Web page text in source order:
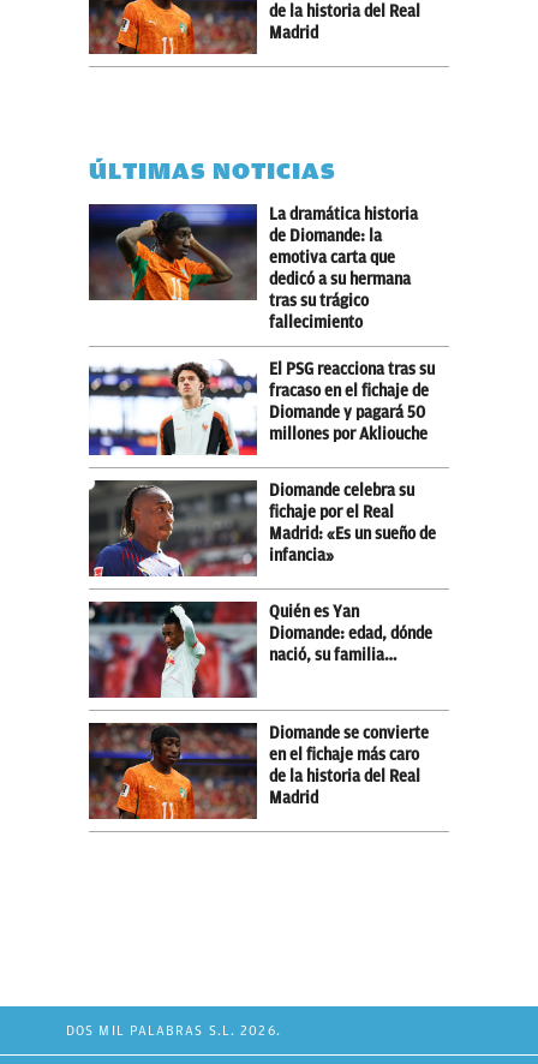
de la historia del Real
Madrid
ÚLTIMAS NOTICIAS
La dramática historia
de Diomande: la
emotiva carta que
dedicó a su hermana
tras su trágico
fallecimiento
El PSG reacciona tras su
fracaso en el fichaje de
Diomande y pagará 50
millones por Akliouche
Diomande celebra su
fichaje por el Real
Madrid: «Es un sueño de
infancia»
Quién es Yan
Diomande: edad, dónde
nació, su familia…
Diomande se convierte
en el fichaje más caro
de la historia del Real
Madrid
DOS MIL PALABRAS S.L. 2026.